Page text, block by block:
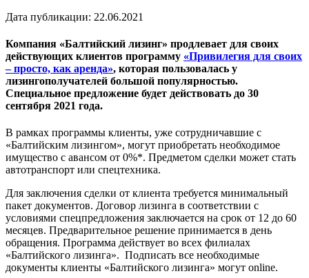
Дата публикации: 22.06.2021
Компания «Балтийский лизинг» продлевает для своих
действующих клиентов программу «Привилегия для своих
– просто, как аренда», которая пользовалась у
лизингополучателей большой популярностью.
Специальное предложение будет действовать до 30
сентября 2021 года.
В рамках программы клиенты, уже сотрудничавшие с
«Балтийским лизингом», могут приобретать необходимое
имущество с авансом от 0%*. Предметом сделки может стать
автотранспорт или спецтехника.
Для заключения сделки от клиента требуется минимальный
пакет документов. Договор лизинга в соответствии с
условиями спецпредложения заключается на срок от 12 до 60
месяцев. Предварительное решение принимается в день
обращения. Программа действует во всех филиалах
«Балтийского лизинга». Подписать все необходимые
документы клиенты «Балтийского лизинга» могут online.